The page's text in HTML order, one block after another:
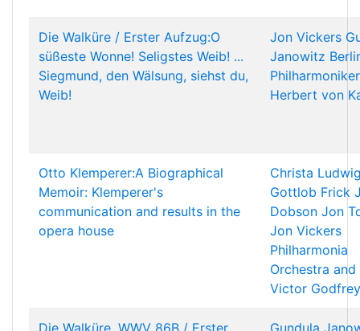
Die Walküre / Erster Aufzug:O
süßeste Wonne! Seligstes Weib! ...
Siegmund, den Wälsung, siehst du,
Weib!
Jon Vickers
Janowitz
Philharmoniker
Herbert von
Otto Klemperer:A Biographical
Memoir: Klemperer's
communication and results in the
opera house
Christa
Gottlob Frick
Dobson Jon
Jon Vickers
Philharmonia
Orchestra
Victor Godfrey
Die Walküre, WWV 86B / Erster
Gundula